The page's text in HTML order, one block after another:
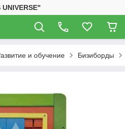
и обучение Бизиборды